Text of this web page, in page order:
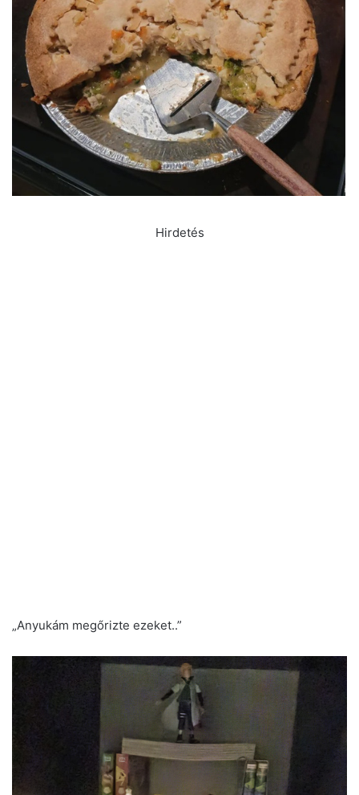
Hirdetés
„Anyukám megőrizte ezeket..”